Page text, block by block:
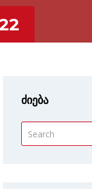
ძიება